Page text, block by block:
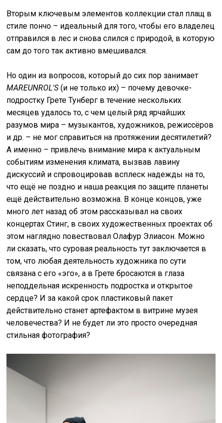
Вторым ключевым элементов коллекции стал плащ в
стиле пончо – идеальный для того, чтобы его владелец
отправился в лес и снова слился с природой, в которую
сам до того так активно вмешивался.
Но один из вопросов, который до сих пор занимает
MAREUNROL'S(и не только их) – почему девочке-
подростку Грете Тунберг в течение нескольких
месяцев удалось то, с чем целый ряд ярчайших
разумов мира – музыкантов, художников, режиссёров
и др. – не мог справиться на протяжении десятилетий?
А именно – привлечь внимание мира к актуальным
событиям изменения климата, вызвав лавину
дискуссий и спровоцировав всплеск надежды на то,
что ещё не поздно и наша реакция по защите планеты
ещё действительно возможна. В конце концов, уже
много лет назад об этом рассказывал на своих
концертах Стинг, в своих художественных проектах об
этом наглядно повествовал Олафур Элиасон. Можно
ли сказать, что суровая реальность тут заключается в
том, что любая деятельность художника по сути
связана с его «эго», а в Грете бросаются в глаза
неподдельная искренность подростка и открытое
сердце? И за какой срок пластиковый пакет
действительно станет артефактом в витрине музея
человечества? И не будет ли это просто очередная
стильная фотография?